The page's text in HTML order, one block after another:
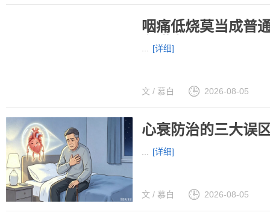
咽痛低烧莫当成普
有讲究
[详细]
文 / 慕白 2026-08-05
心衰防治的三大误
[详细]
文 / 慕白 2026-08-05